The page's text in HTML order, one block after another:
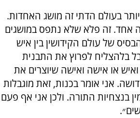
בעולם הדתי זה מושג האחדות.
אחד. זה פלא שלא נתפס במושגים
של עולם הקידושין בין איש
בלהצליח לפרוץ את התבנית
או אישה ואישה שיוצרים את
אני אומר בכנות, זאת מוגבלות
בנצחיות התורה. ולכן אני אף פעם